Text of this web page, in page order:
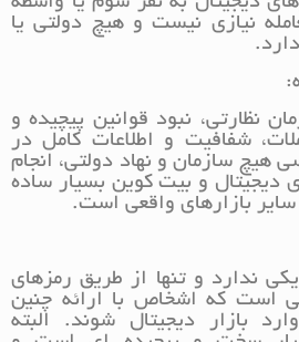
نیازی نیست و هیچ دولتی یا
نظارتی، نبود قوانین پیچیده و
شفافیت و اطلاعات کامل در
هیچ سازمان و نهاد دولتی، انجام
دیجیتال و بیت کوین بسیار ساده
بازارهای واقعی است.
ندارد و تنها از طریق رمزهای
است که اشخاص با ارائه چنین
بازار دیجیتال شوند. البته